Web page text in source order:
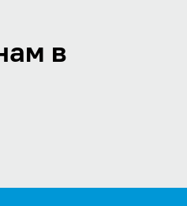
в